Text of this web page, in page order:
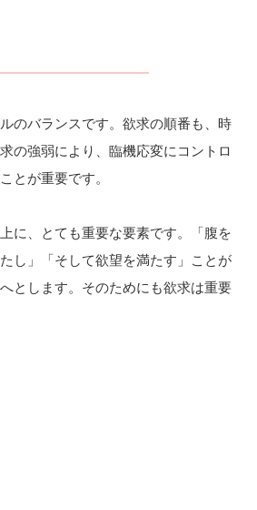
のバランスです。欲求の順番も、時
の強弱により、臨機応変にコントロ
とが重要です。
に、とても重要な要素です。「腹を
し」「そして欲望を満たす」ことが
とします。そのためにも欲求は重要